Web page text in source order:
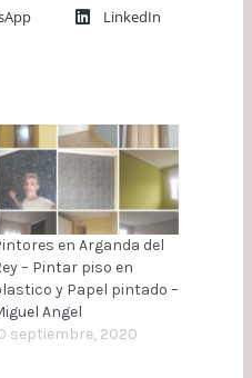
LinkedIn
en Arganda del
– Pintar piso en
y Papel pintado –
Angel
septiembre, 2020